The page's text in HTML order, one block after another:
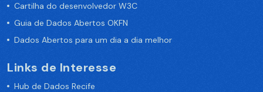
Cartilha do desenvolvedor W3C
Guia de Dados Abertos OKFN
Dados Abertos para um dia a dia melhor
Links de Interesse
Hub de Dados Recife